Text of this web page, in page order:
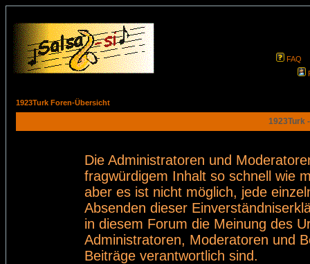
FAQ
1923Turk Foren-Übersicht
1923Turk
Die Administratoren und
fragwürdigem Inhalt so schnell wie
aber es ist nicht möglich, jede
Absenden dieser
in diesem Forum die Meinung des
Administratoren, Moderatoren und
Beiträge verantwortlich sind.